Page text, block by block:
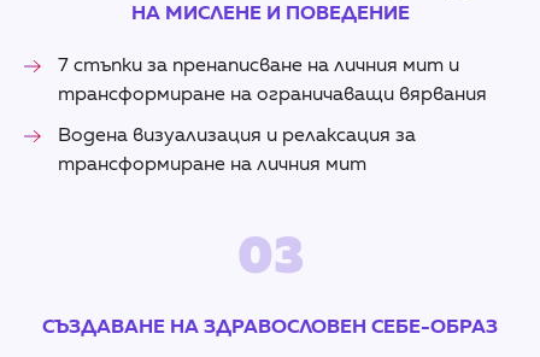
НА МИСЛЕНЕ И ПОВЕДЕНИЕ
7 стъпки за пренаписване на личния мит и
трансформиране на ограничаващи вярвания
Водена визуализация и релаксация за
трансформиране на личния мит
03
СЪЗДАВАНЕ НА ЗДРАВОСЛОВЕН СЕБЕ-ОБРАЗ